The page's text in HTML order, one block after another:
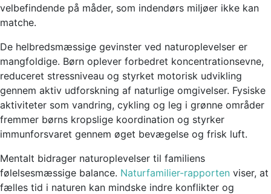
velbefindende på måder, som indendørs miljøer ikke kan
matche.
De helbredsmæssige gevinster ved naturoplevelser er
mangfoldige. Børn oplever forbedret koncentrationsevne,
reduceret stressniveau og styrket motorisk udvikling
gennem aktiv udforskning af naturlige omgivelser. Fysiske
aktiviteter som vandring, cykling og leg i grønne områder
fremmer børns kropslige koordination og styrker
immunforsvaret gennem øget bevægelse og frisk luft.
Mentalt bidrager naturoplevelser til familiens
følelsesmæssige balance. Naturfamilier-rapporten viser, at
fælles tid i naturen kan mindske indre konflikter og